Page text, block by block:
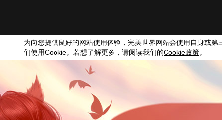
为向您提供良好的网站使用体验，完美世界网站会使用自身或第
们使用Cookie。若想了解更多，请阅读我们的Cookie政策。
进入官网